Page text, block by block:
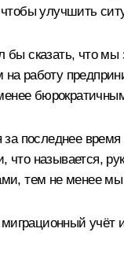
улучшить
бы сказать, что
работу
за последнее
называется,
тем не менее
учёт